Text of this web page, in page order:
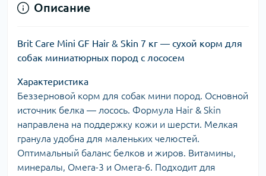
Описание
Brit Care Mini GF Hair & Skin 7 кг — сухой корм для
собак миниатюрных пород с лососем
Характеристика
Беззерновой корм для собак мини пород. Основной
источник белка — лосось. Формула Hair & Skin
направлена на поддержку кожи и шерсти. Мелкая
гранула удобна для маленьких челюстей.
Оптимальный баланс белков и жиров. Витамины,
минералы, Омега-3 и Омега-6. Подходит для